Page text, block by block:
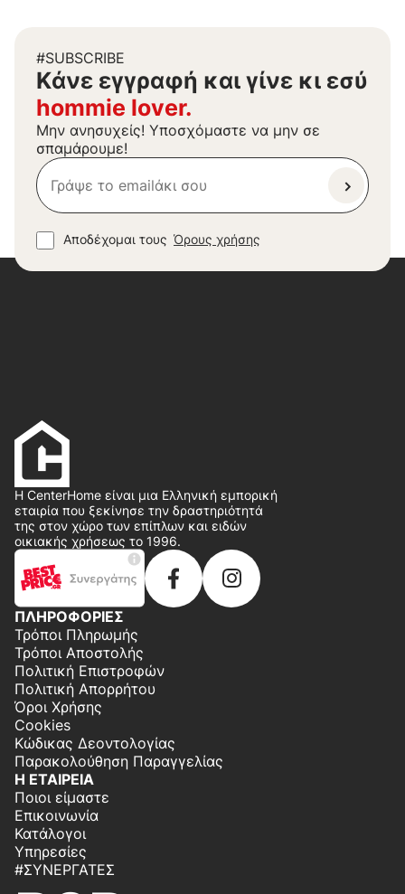
#SUBSCRIBE
Kάνε εγγραφή και γίνε κι εσύ
hommie lover.
Μην ανησυχείς! Υποσχόμαστε να μην σε
σπαμάρουμε!
Αποδέχομαι τους Όρους χρήσης
Η CenterHome είναι μια Ελληνική εμπορική
εταιρία που ξεκίνησε την δραστηριότητά
της στον χώρο των επίπλων και ειδών
οικιακής χρήσεως το 1996.
ΠΛΗΡΟΦΟΡΙΕΣ
Τρόποι Πληρωμής
Τρόποι Αποστολής
Πολιτική Επιστροφών
Πολιτική Απορρήτου
Όροι Χρήσης
Cookies
Κώδικας Δεοντολογίας
Παρακολούθηση Παραγγελίας
Η ΕΤΑΙΡΕΙΑ
Ποιοι είμαστε
Επικοινωνία
Κατάλογοι
Υπηρεσίες
#ΣΥΝΕΡΓΆΤΕΣ